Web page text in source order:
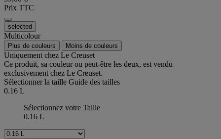
Prix TTC
selected
Multicolour
Plus de couleurs Moins de couleurs
Uniquement chez Le Creuset
Ce produit, sa couleur ou peut-être les deux, est vendu
exclusivement chez Le Creuset.
Sélectionner la taille Guide des tailles
0.16 L
Sélectionnez votre Taille
0.16 L